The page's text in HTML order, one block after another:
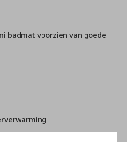
badmat voorzien van goede